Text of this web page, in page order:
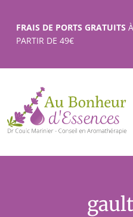
contenu
FRAIS DE PORTS GRATUITS À
PARTIR DE 49€